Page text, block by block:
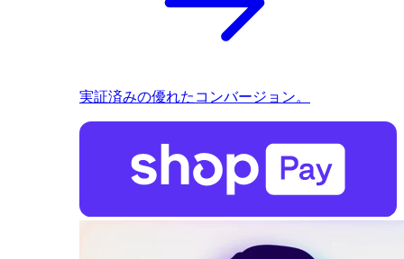
実証済みの優れたコンバージョン。